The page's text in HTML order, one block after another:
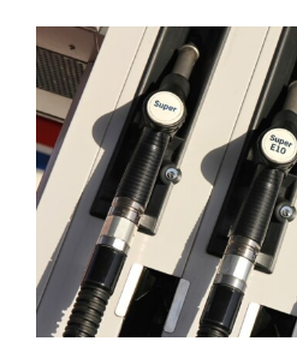
Bekijk
grotere
afbeelding